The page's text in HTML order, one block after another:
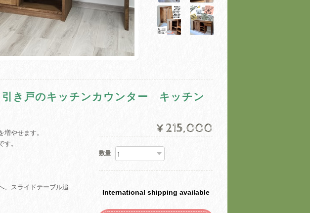
き戸のキッチンカウンター キッチン
やせます。
。
、スライドテーブル追
¥215,000
数量
International shipping available